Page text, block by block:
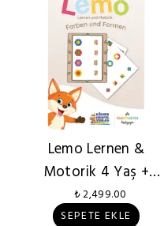
Lemo Lernen &
Motorik 4 Yaş +
Eğitici
₺ 2,499.00
SEPETE EKLE